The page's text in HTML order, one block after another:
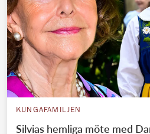
KUNGAFAMILJEN
Silvias hemliga möte med